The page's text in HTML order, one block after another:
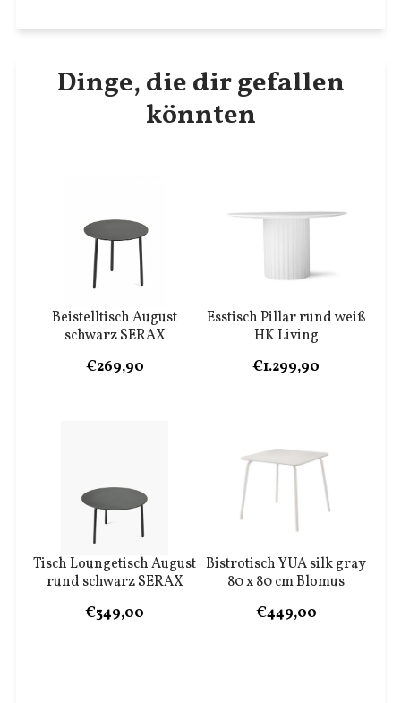
Dinge, die dir gefallen
könnten
Beistelltisch August
schwarz SERAX
€269,90
Esstisch Pillar rund weiß
HK Living
€1.299,90
Tisch Loungetisch August
rund schwarz SERAX
€349,00
Bistrotisch YUA silk gray
80 x 80 cm Blomus
€449,00